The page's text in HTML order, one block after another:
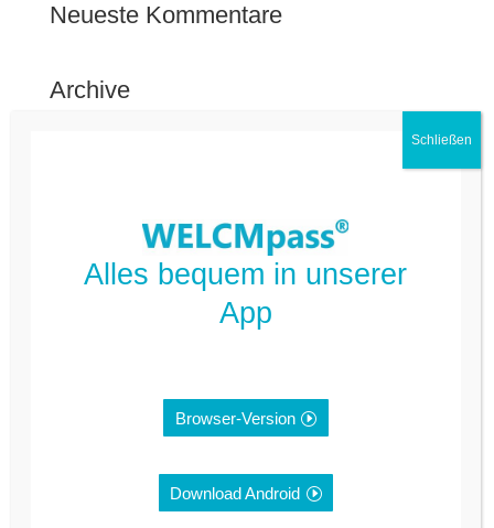
Neueste Kommentare
Archive
FAQ Kommune
Feed der Einträge
Alles bequem in unserer
App
Browser-Version
Download Android